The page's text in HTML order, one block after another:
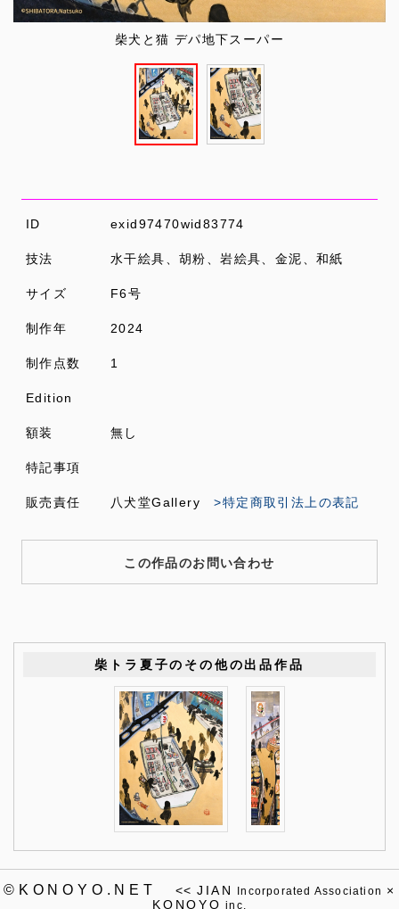
柴犬と猫 デパ地下スーパー
ID exid97470wid83774
技法 水干絵具、胡粉、岩絵具、金泥、和紙
サイズ F6号
制作年 2024
制作点数 1
Edition
額装 無し
特記事項
販売責任 八犬堂Gallery>特定商取引法上の表記
この作品のお問い合わせ
柴トラ夏子のその他の出品作品
©KONOYO.NET << JIAN Incorporated Association ×
KONOYO inc.